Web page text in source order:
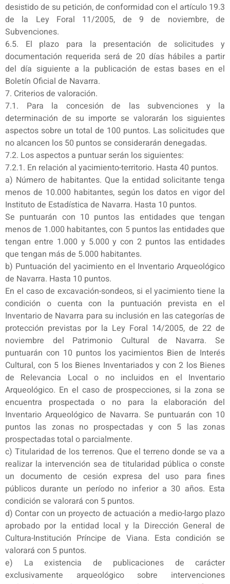
desistido de su petición, de conformidad con el artículo 19.3
de la Ley Foral 11/2005, de 9 de noviembre, de
Subvenciones.
6.5. El plazo para la presentación de solicitudes y
documentación requerida será de 20 días hábiles a partir
del día siguiente a la publicación de estas bases en el
Boletín Oficial de Navarra.
7. Criterios de valoración.
7.1. Para la concesión de las subvenciones y la
determinación de su importe se valorarán los siguientes
aspectos sobre un total de 100 puntos. Las solicitudes que
no alcancen los 50 puntos se considerarán denegadas.
7.2. Los aspectos a puntuar serán los siguientes:
7.2.1. En relación al yacimiento-territorio. Hasta 40 puntos.
a) Número de habitantes. Que la entidad solicitante tenga
menos de 10.000 habitantes, según los datos en vigor del
Instituto de Estadística de Navarra. Hasta 10 puntos.
Se puntuarán con 10 puntos las entidades que tengan
menos de 1.000 habitantes, con 5 puntos las entidades que
tengan entre 1.000 y 5.000 y con 2 puntos las entidades
que tengan más de 5.000 habitantes.
b) Puntuación del yacimiento en el Inventario Arqueológico
de Navarra. Hasta 10 puntos.
En el caso de excavación-sondeos, si el yacimiento tiene la
condición o cuenta con la puntuación prevista en el
Inventario de Navarra para su inclusión en las categorías de
protección previstas por la Ley Foral 14/2005, de 22 de
noviembre del Patrimonio Cultural de Navarra. Se
puntuarán con 10 puntos los yacimientos Bien de Interés
Cultural, con 5 los Bienes Inventariados y con 2 los Bienes
de Relevancia Local o no incluidos en el Inventario
Arqueológico. En el caso de prospecciones, si la zona se
encuentra prospectada o no para la elaboración del
Inventario Arqueológico de Navarra. Se puntuarán con 10
puntos las zonas no prospectadas y con 5 las zonas
prospectadas total o parcialmente.
c) Titularidad de los terrenos. Que el terreno donde se va a
realizar la intervención sea de titularidad pública o conste
un documento de cesión expresa del uso para fines
públicos durante un período no inferior a 30 años. Esta
condición se valorará con 5 puntos.
d) Contar con un proyecto de actuación a medio-largo plazo
aprobado por la entidad local y la Dirección General de
Cultura-Institución Príncipe de Viana. Esta condición se
valorará con 5 puntos.
e) La existencia de publicaciones de carácter
exclusivamente arqueológico sobre intervenciones